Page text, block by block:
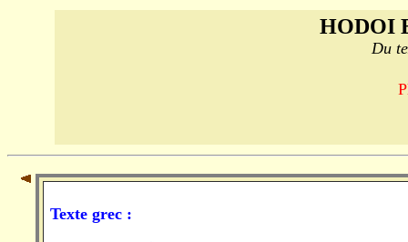
HODOI
Du
Texte grec :